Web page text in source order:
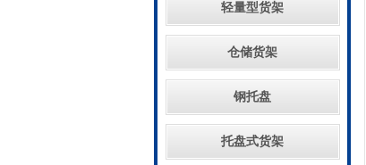
轻量型货架
仓储货架
钢托盘
托盘式货架